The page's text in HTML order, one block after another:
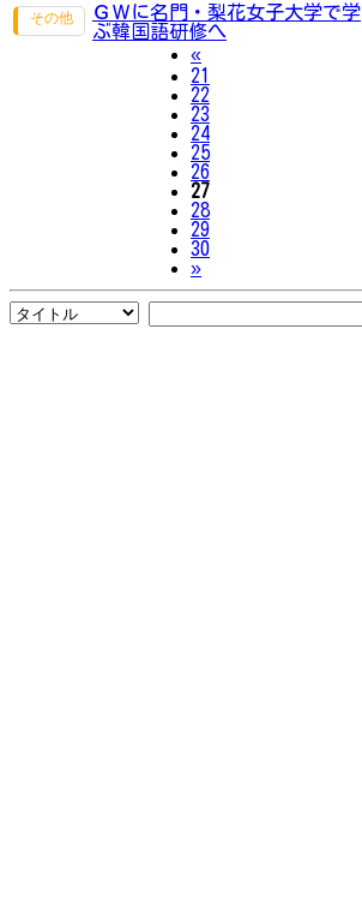
ＧＷに名門・梨花女子大学で学
ぶ韓国語研修へ
«Previous
21
22
23
24
25
26
27
28
29
30
»Next